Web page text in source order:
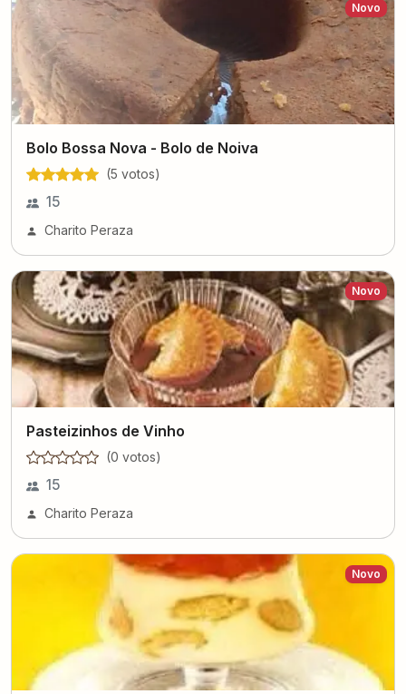
Novo
Bolo Bossa Nova - Bolo de Noiva
(5 votos)
15
Charito Peraza
Novo
Pasteizinhos de Vinho
(0 votos)
15
Charito Peraza
Novo